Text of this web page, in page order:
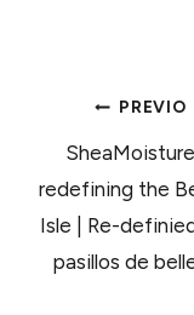
DE
PREVIO
redefining the
Isle | Re-
pasillos de